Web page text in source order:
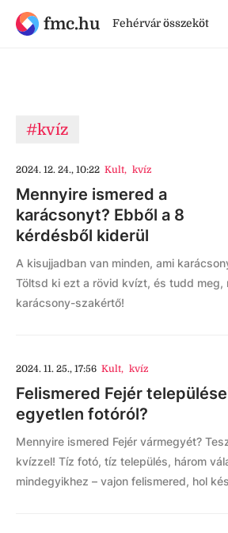
fmc.hu Fehérvár összeköt
#kvíz
2024. 12. 24., 10:22 Kult, kvíz
Mennyire ismered a
karácsonyt? Ebből a 8
kérdésből kiderül
A kisujjadban van minden, ami
Töltsd ki ezt a rövid kvízt, és tudd meg,
karácsony-szakértő!
2024. 11. 25., 17:56 Kult, kvíz
Felismered Fejér
egyetlen fotóról?
Mennyire ismered Fejér vármegyét?
kvízzel! Tíz fotó, tíz település, három
mindegyikhez – vajon felismered, hol